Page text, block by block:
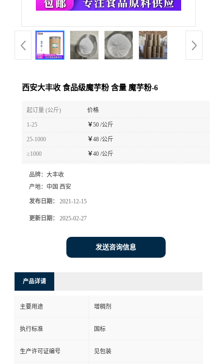
西安大丰收 食品级魔芋粉 含量 魔芋粉-6
起订量 (公斤) 价格
1-25 ￥50 /公斤
25-1000 ￥48 /公斤
≥1000 ￥40 /公斤
品牌： 大丰收
产地： 中国 西安
发布日期： 2021-12-15
更新日期： 2025-02-27
发送咨询信息
产品详请
主要用途 增稠剂
执行标准 国标
生产许可证编号 见包装